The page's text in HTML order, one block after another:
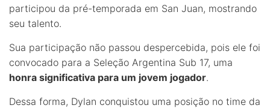
participou da pré-temporada em San Juan, mostrando
seu talento.
Sua participação não passou despercebida, pois ele foi
convocado para a Seleção Argentina Sub 17, uma
honra significativa para um jovem jogador.
Dessa forma, Dylan conquistou uma posição no time da